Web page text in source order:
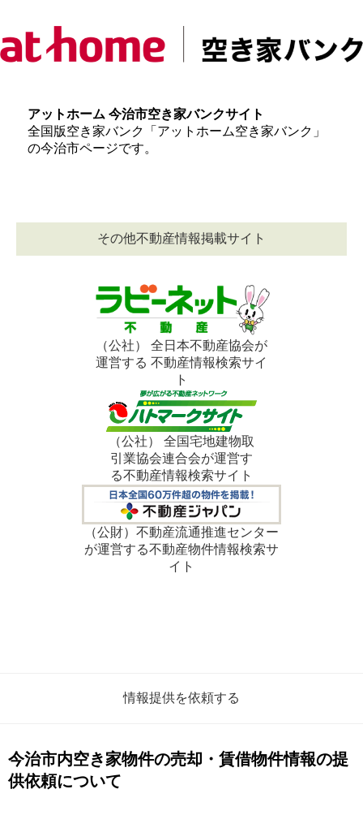
アットホーム 今治市空き家バンクサイト
全国版空き家バンク「アットホーム空き家バンク」
の今治市ページです。
その他不動産情報掲載サイト
（公社） 全日本不動産協会が
運営する 不動産情報検索サイ
ト
（公社） 全国宅地建物取
引業協会連合会が運営す
る不動産情報検索サイト
（公財）不動産流通推進センター
が運営する不動産物件情報検索サ
イト
情報提供を依頼する
今治市内空き家物件の売却・賃借物件情報の提
供依頼について